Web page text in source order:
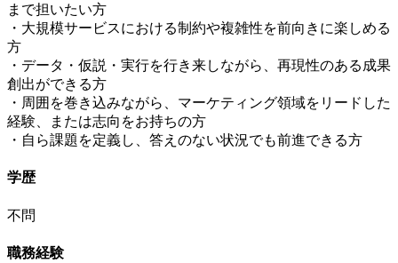
まで担いたい方
・大規模サービスにおける制約や複雑性を前向きに楽しめる
方
・データ・仮説・実行を行き来しながら、再現性のある成果
創出ができる方
・周囲を巻き込みながら、マーケティング領域をリードした
経験、または志向をお持ちの方
・自ら課題を定義し、答えのない状況でも前進できる方
学歴
不問
職務経験